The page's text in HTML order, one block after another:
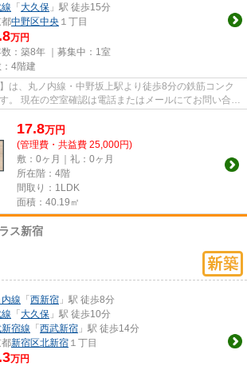
「 大久保 」駅 徒歩15分
中野区中央 １丁目
万円
：築8年 ｜募集中： 1室
：4階建
は、丸ノ内線・中野坂上駅より徒歩8分の鉄筋コンク
問い合わ
17.8万円
(管理費・共益費 25,000円)
敷：0ヶ月｜礼：0ヶ月
所在階：4階
間取り：1LDK
面積：40.19㎡
ス新宿
線 「 西新宿 」駅 徒歩8分
「 大久保 」駅 徒歩10分
宿線 「 西武新宿 」駅 徒歩14分
新宿区北新宿 １丁目
万円